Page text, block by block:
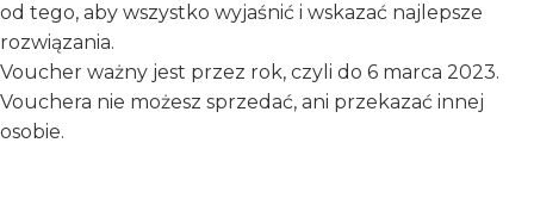
od tego, aby wszystko wyjaśnić i wskazać najlepsze
rozwiązania.
Voucher ważny jest przez rok, czyli do 6 marca 2023.
Vouchera nie możesz sprzedać, ani przekazać innej
osobie.